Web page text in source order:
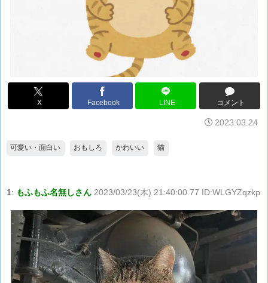
X Facebook LINE コメント
2023.03.24
可愛い・面白い おもしろ かわいい 猫
1: もふもふ名無しさん 2023/03/23(木) 21:40:00.77 ID:WLGYZqzkp